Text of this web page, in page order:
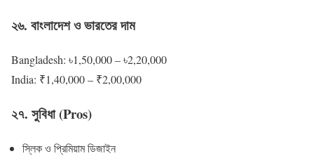
২৬. বাংলাদেশ ও ভারতের দাম
Bangladesh: ৳1,50,000 – ৳2,20,000
India: ₹1,40,000 – ₹2,00,000
২৭. সুবিধা (Pros)
স্লিক ও প্রিমিয়াম ডিজাইন